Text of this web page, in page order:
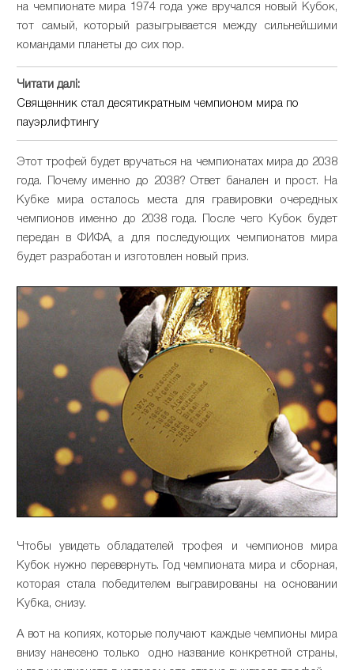
на чемпионате мира 1974 года уже вручался новый Кубок,
тот самый, который разыгрывается между сильнейшими
командами планеты до сих пор.
Читати далі:
Священник стал десятикратным чемпионом мира по
пауэрлифтингу
Этот трофей будет вручаться на чемпионатах мира до 2038
года. Почему именно до 2038? Ответ банален и прост. На
Кубке мира осталось места для гравировки очередных
чемпионов именно до 2038 года. После чего Кубок будет
передан в ФИФА, а для последующих чемпионатов мира
будет разработан и изготовлен новый приз.
Чтобы увидеть обладателей трофея и чемпионов мира
Кубок нужно перевернуть. Год чемпионата мира и сборная,
которая стала победителем выгравированы на основании
Кубка, снизу.
А вот на копиях, которые получают каждые чемпионы мира
внизу нанесено только одно название конкретной страны,